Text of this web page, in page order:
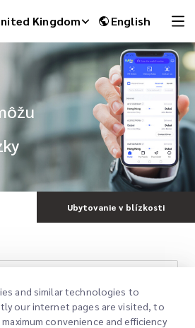
Kingdom English
Ubytovanie v blízkosti
and similar technologies to
our internet pages are visited, to
convenience and efficiency